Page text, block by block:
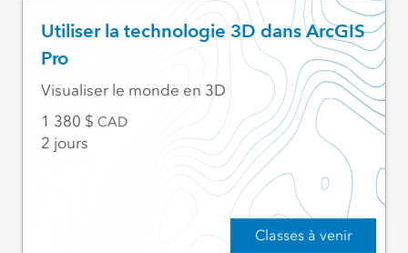
SIG web et gestion organisationnelle
Secteur d’activités visé
Utiliser la technologie 3D dans ArcGIS
Pro
Classes à venir
Visualiser le monde en 3D
1 380
CAD
2 jours